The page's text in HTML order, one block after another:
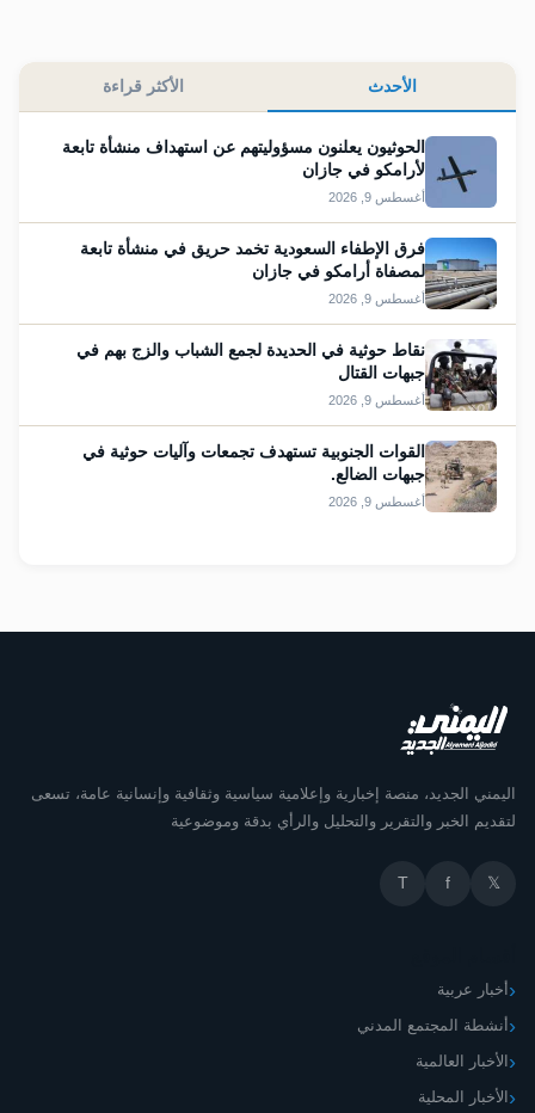
الأحدث الأكثر قراءة
الحوثيون يعلنون مسؤوليتهم عن استهداف منشأة تابعة
لأرامكو في جازان
أغسطس 9, 2026
فرق الإطفاء السعودية تخمد حريق في منشأة تابعة
لمصفاة أرامكو في جازان
أغسطس 9, 2026
نقاط حوثية في الحديدة لجمع الشباب والزج بهم في
جبهات القتال
أغسطس 9, 2026
القوات الجنوبية تستهدف تجمعات وآليات حوثية في
جبهات الضالع.
أغسطس 9, 2026
اليمني الجديد، منصة إخبارية وإعلامية سياسية وثقافية وإنسانية عامة، تسعى
لتقديم الخبر والتقرير والتحليل والرأي بدقة وموضوعية
𝕏
f
T
أخبار عربية
أنشطة المجتمع المدني
الأخبار العالمية
الأخبار المحلية